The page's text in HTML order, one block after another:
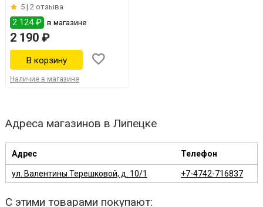
5 | 2 отзыва
2 124 ₽ в магазине
2 190 ₽
Наличие в магазине
Адреса магазинов в Липецке
Адрес Телефон
ул. Валентины Терешковой, д. 10/1 +7-4742-716837
С этими товарами покупают: